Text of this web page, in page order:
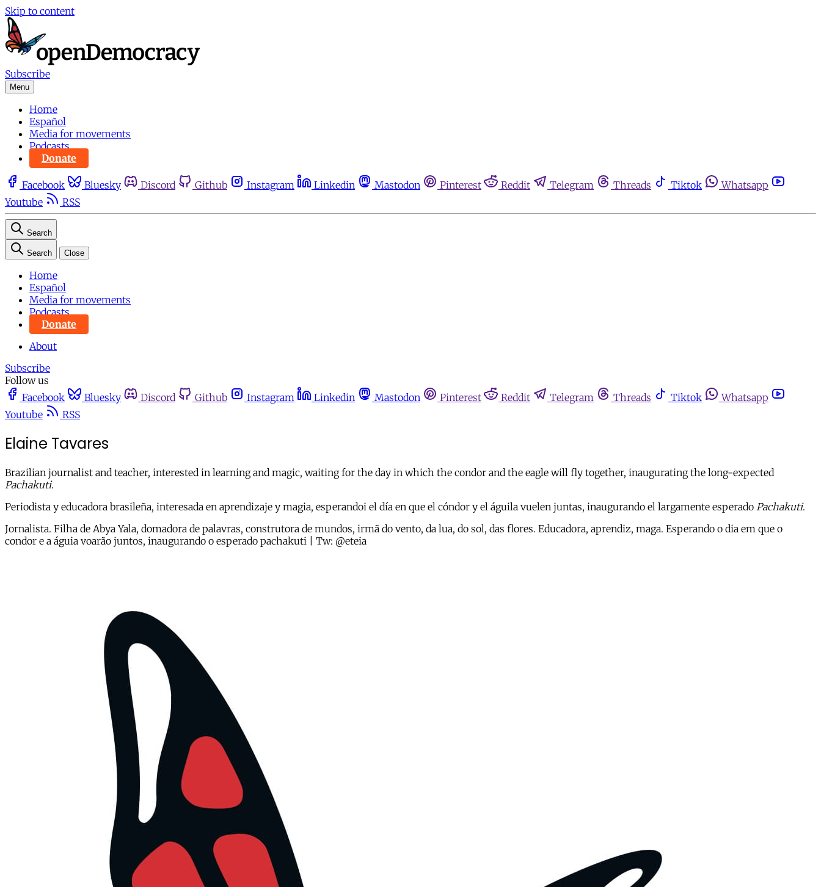
Skip to content
Subscribe
Menu
Home
Español
Media for movements
Podcasts
Donate
Facebook Bluesky Discord Github Instagram Linkedin Mastodon Pinterest Reddit Telegram Threads Tiktok
Whatsapp
Youtube
RSS
Search
Search Close
Home
Español
Media for movements
Podcasts
Donate
About
Subscribe
Follow us
Facebook
Bluesky Discord Github Instagram Linkedin Mastodon Pinterest Reddit Telegram Threads Tiktok
Whatsapp
Youtube
RSS
Elaine Tavares
Brazilian journalist and teacher, interested in learning and magic, waiting for the day in which the condor and the eagle will fly together, inaugurating the long-expected
Pachakuti.
Periodista y educadora brasileña, interesada en aprendizaje y magia, esperandoi el día en que el cóndor y el águila vuelen juntas, inaugurando el largamente esperado Pachakuti.
Jornalista. Filha de Abya Yala, domadora de palavras, construtora de mundos, irmã do vento, da lua, do sol, das flores. Educadora, aprendiz, maga. Esperando o dia em que o
condor e a águia voarão juntos, inaugurando o esperado pachakuti | Tw: @eteia